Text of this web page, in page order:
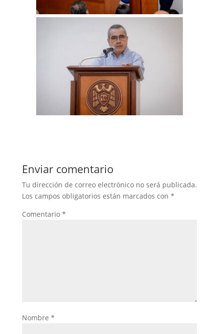
Enviar comentario
Tu dirección de correo electrónico no será publicada.
Los campos obligatorios están marcados con *
Comentario *
Nombre *